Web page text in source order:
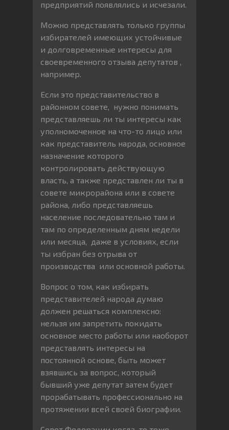
предприятий появлялись и исчезали.
Можно представлять только группы
избирателей имеющих устойчивые
и долговременные интересы для
своевременного отзыва депутатов ,
например.
Если это представительство в
районном совете, нужно понимать
представляешь ли ты интересы как
уполномоченное на что-то лицо или
как представитель народа, основное
назначение которого
контролировать действующую
власть, а также представлен ли ты в
совете микрорайона или в совете
района, либо представляешь
население последовательно там и
там по определенным дням недели
или месяца, даже в условиях, если
ты избран без отрыва от
производства или основной работы.
Вопрос о том, как избирать
представителей народа думаю
должен решаться комплексно:
нельзя им запретить покидать
основное место работы или наоборот
представлять интересы на
постоянной основе, быть может
взявшись за вопрос, который
бывший уже депутат затем будет
прорабатывать профессионально на
протяжении всей своей биографии.